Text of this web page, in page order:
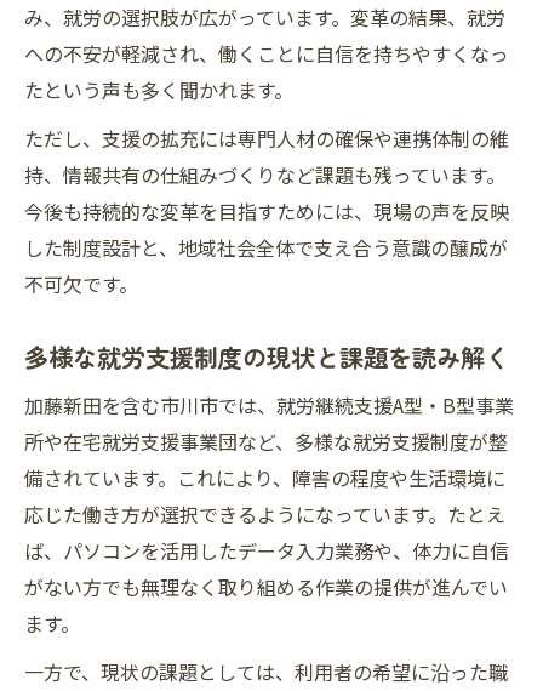
就労支援事業の給料や待遇に見る変化点
研修やスキルアップが支える現場力を解説
口コミで見える就労支援の評価と課題
就労支援の連携強化が地域を変える
ネットワーク構築が就労支援の質を高める
理由
相談支援事業所との連携で生まれる支援力
就労支援と福祉サービスの連携強化が重要
多様化するニーズに応える支援の工夫
個別ニーズに応える就労支援の工夫を探る
精神障害者支援における柔軟なアプローチ
在宅就労支援プログラムの実際と課題を解
説
データ入力や軽作業など多様な支援例
み、就労の選択肢が広がっています。変革の結果、就労
への不安が軽減され、働くことに自信を持ちやすくなっ
たという声も多く聞かれます。
ただし、支援の拡充には専門人材の確保や連携体制の維
持、情報共有の仕組みづくりなど課題も残っています。
今後も持続的な変革を目指すためには、現場の声を反映
した制度設計と、地域社会全体で支え合う意識の醸成が
不可欠です。
多様な就労支援制度の現状と課題を読み解く
加藤新田を含む市川市では、就労継続支援A型・B型事業
所や在宅就労支援事業団など、多様な就労支援制度が整
備されています。これにより、障害の程度や生活環境に
応じた働き方が選択できるようになっています。たとえ
ば、パソコンを活用したデータ入力業務や、体力に自信
がない方でも無理なく取り組める作業の提供が進んでい
ます。
一方で、現状の課題としては、利用者の希望に沿った職